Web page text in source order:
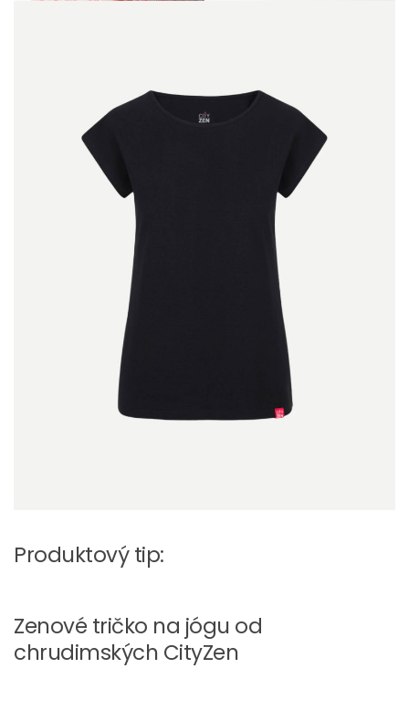
Produktový tip:
Zenové tričko na jógu od
chrudimských CityZen